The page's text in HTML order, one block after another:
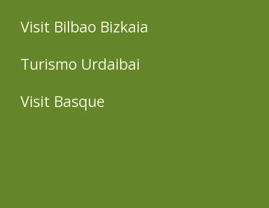
Visit Bilbao Bizkaia
Turismo Urdaibai
Visit Basque